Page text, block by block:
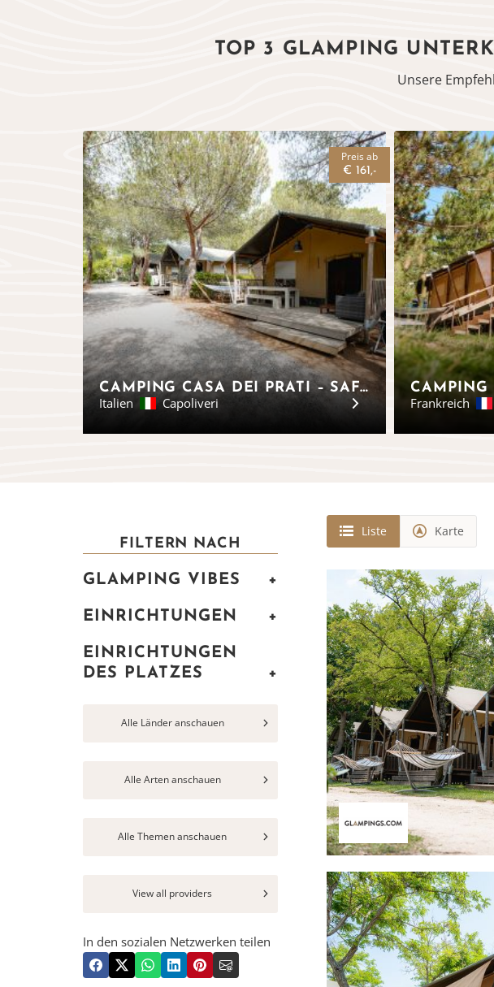
TOP 3 GLAMPING
Unsere
CAMPING CASA DEI PRATI – SAFARIZELTE ELBA
Italien Capoliveri
Preis ab
€ 161,-
Frankreich
FILTERN NACH
GLAMPING VIBES +
EINRICHTUNGEN +
EINRICHTUNGEN
DES PLATZES
+
Alle Länder anschauen
Alle Arten anschauen
Alle Themen anschauen
View all providers
In den sozialen Netzwerken teilen
Liste Karte